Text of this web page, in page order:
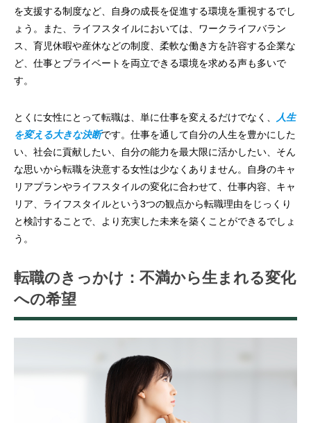
を支援する制度など、自身の成長を促進する環境を重視するでし
ょう。また、ライフスタイルにおいては、ワークライフバラン
ス、育児休暇や産休などの制度、柔軟な働き方を許容する企業な
ど、仕事とプライベートを両立できる環境を求める声も多いで
す。
とくに女性にとって転職は、単に仕事を変えるだけでなく、
人生
を変える大きな決断です。仕事を通して自分の人生を豊かにした
い、社会に貢献したい、自分の能力を最大限に活かしたい、そん
な思いから転職を決意する女性は少なくありません。自身のキャ
リアプランやライフスタイルの変化に合わせて、仕事内容、キャ
リア、ライフスタイルという3つの観点から転職理由をじっくり
と検討することで、より充実した未来を築くことができるでしょ
う。
転職のきっかけ：不満から生まれる変化
への希望